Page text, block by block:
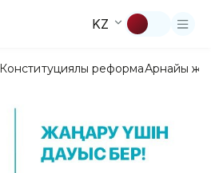
KZ
Конституциялық реформаАрнайы